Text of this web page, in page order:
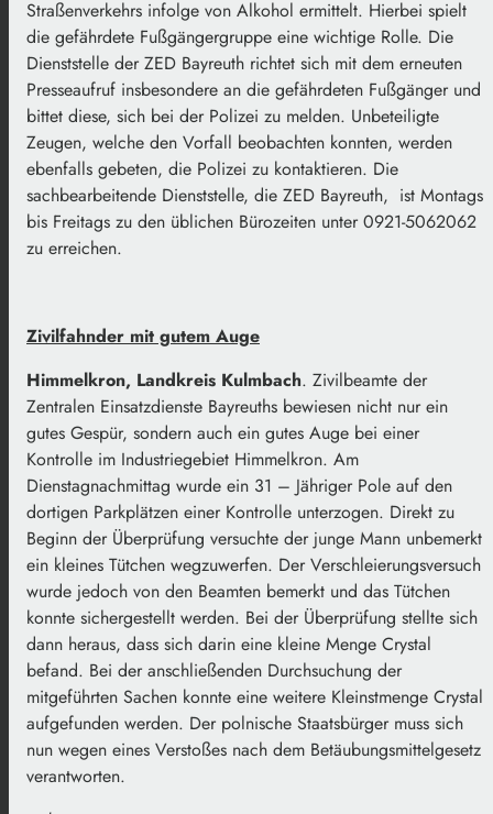
Straßenverkehrs infolge von Alkohol ermittelt. Hierbei spielt
die gefährdete Fußgängergruppe eine wichtige Rolle. Die
Dienststelle der ZED Bayreuth richtet sich mit dem erneuten
Presseaufruf insbesondere an die gefährdeten Fußgänger und
bittet diese, sich bei der Polizei zu melden. Unbeteiligte
Zeugen, welche den Vorfall beobachten konnten, werden
ebenfalls gebeten, die Polizei zu kontaktieren. Die
sachbearbeitende Dienststelle, die ZED Bayreuth, ist Montags
bis Freitags zu den üblichen Bürozeiten unter 0921-5062062
zu erreichen.
Zivilfahnder mit gutem Auge
Himmelkron, Landkreis Kulmbach. Zivilbeamte der
Zentralen Einsatzdienste Bayreuths bewiesen nicht nur ein
gutes Gespür, sondern auch ein gutes Auge bei einer
Kontrolle im Industriegebiet Himmelkron. Am
Dienstagnachmittag wurde ein 31 – Jähriger Pole auf den
dortigen Parkplätzen einer Kontrolle unterzogen. Direkt zu
Beginn der Überprüfung versuchte der junge Mann unbemerkt
ein kleines Tütchen wegzuwerfen. Der Verschleierungsversuch
wurde jedoch von den Beamten bemerkt und das Tütchen
konnte sichergestellt werden. Bei der Überprüfung stellte sich
dann heraus, dass sich darin eine kleine Menge Crystal
befand. Bei der anschließenden Durchsuchung der
mitgeführten Sachen konnte eine weitere Kleinstmenge Crystal
aufgefunden werden. Der polnische Staatsbürger muss sich
nun wegen eines Verstoßes nach dem Betäubungsmittelgesetz
verantworten.